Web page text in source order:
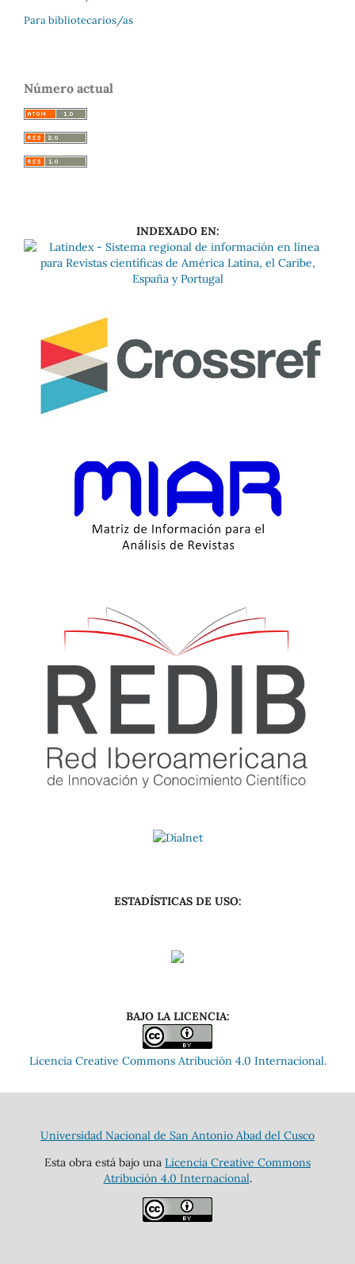
Para bibliotecarios/as
Número actual
INDEXADO EN:
ESTADÍSTICAS DE USO:
BAJO LA LICENCIA:
Licencia Creative Commons Atribución 4.0 Internacional.
Universidad Nacional de San Antonio Abad del Cusco
Esta obra está bajo una Licencia Creative Commons
Atribución 4.0 Internacional.